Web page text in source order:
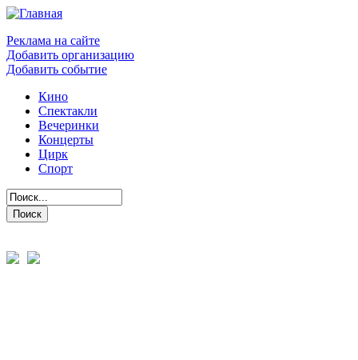
Реклама на сайте
Добавить организацию
Добавить событие
Кино
Спектакли
Вечеринки
Концерты
Цирк
Спорт